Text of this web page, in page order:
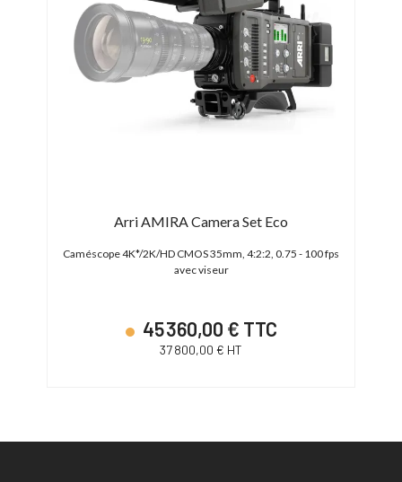
Arri AMIRA Camera Set Eco
Caméscope 4K*/2K/HD CMOS 35mm, 4:2:2, 0.75 - 100 fps
avec viseur
45 360,00 € TTC
37 800,00 € HT